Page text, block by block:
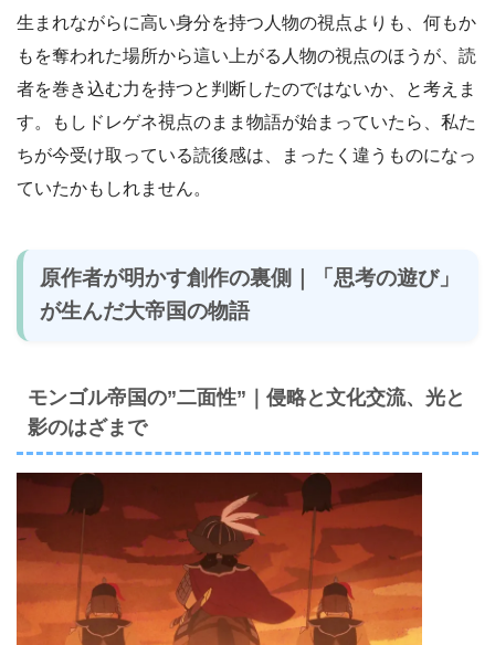
生まれながらに高い身分を持つ人物の視点よりも、何もか
もを奪われた場所から這い上がる人物の視点のほうが、読
者を巻き込む力を持つと判断したのではないか、と考えま
す。もしドレゲネ視点のまま物語が始まっていたら、私た
ちが今受け取っている読後感は、まったく違うものになっ
ていたかもしれません。
原作者が明かす創作の裏側｜「思考の遊び」
が生んだ大帝国の物語
モンゴル帝国の”二面性”｜侵略と文化交流、光と
影のはざまで